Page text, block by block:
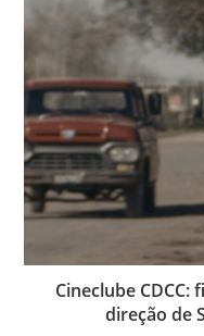
Cineclube
direção de